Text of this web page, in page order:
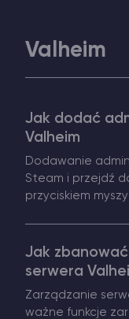
Minecraft Hosting
Vintage Story
ARK Serwer
Gry
Valheim
Jak dodać
Valheim
Dodawanie
Steam i przejdź
przyciskiem
Jak
serwera
Zarządzanie
ważne funkcje